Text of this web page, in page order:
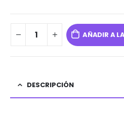
AÑADIR A
DESCRIPCIÓN